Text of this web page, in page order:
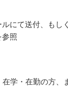
にて送付、もし
照
学・在勤の方、